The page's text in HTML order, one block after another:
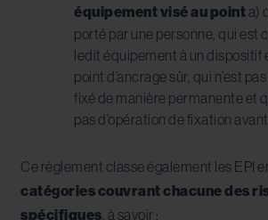
équipement visé au pointa)
porté par une personne, qui est
ledit équipement à un dispositif
point d’ancrage sûr, qui n’est
fixé de manière permanente et
pas d’opération de fixation
Ce règlement classe également les EPI
catégories couvrant chacune des
spécifiques , à savoir :